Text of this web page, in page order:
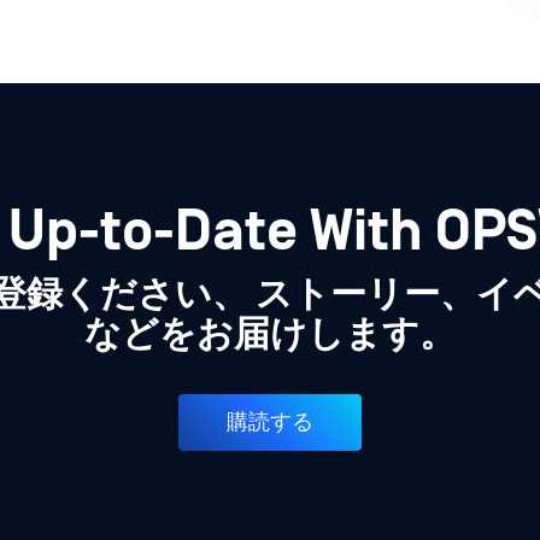
to-Date With
録ください、 ストーリー、イ
などをお届けします。
購読する